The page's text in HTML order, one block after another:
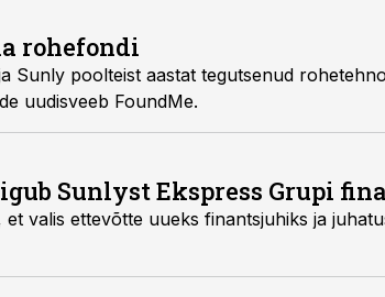
rohefondi
Sunly poolteist aastat tegutsenud
uudisveeb FoundMe.
Sunlyst Ekspress Grupi
valis ettevõtte uueks finantsjuhiks ja